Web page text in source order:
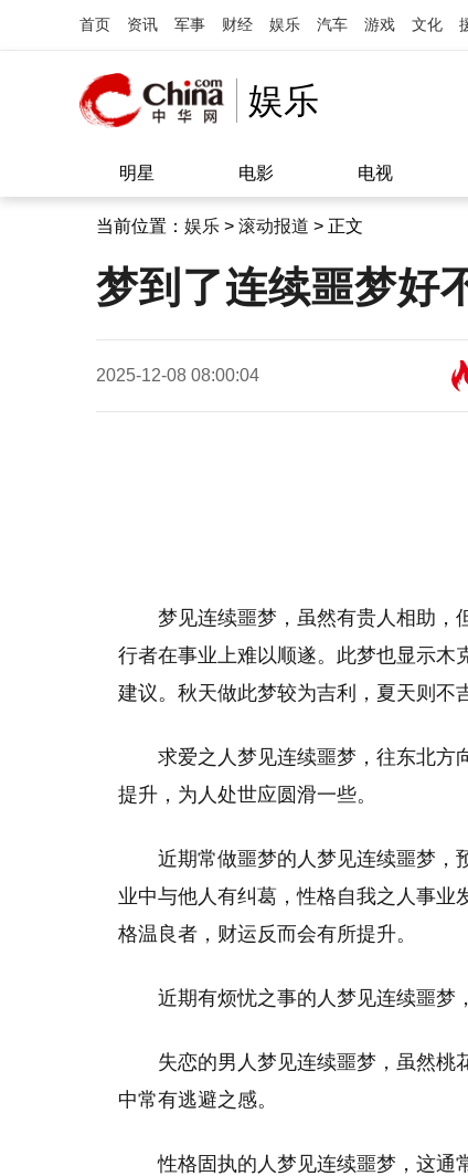
首页 资讯 军事 财经 娱乐 汽车 游戏 文化
娱乐
明星 电影 电视
当前位置： 娱乐 > 滚动报道 > 正文
梦到了连续噩梦好
2025-12-08 08:00:04
梦见连续噩梦，虽然有贵人相助，
行者在事业上难以顺遂。此梦也显示木
建议。秋天做此梦较为吉利，夏天则不
求爱之人梦见连续噩梦，往东北方
提升，为人处世应圆滑一些。
近期常做噩梦的人梦见连续噩梦，
业中与他人有纠葛，性格自我之人事业
格温良者，财运反而会有所提升。
近期有烦忧之事的人梦见连续噩梦
失恋的男人梦见连续噩梦，虽然桃
中常有逃避之感。
性格固执的人梦见连续噩梦，这通